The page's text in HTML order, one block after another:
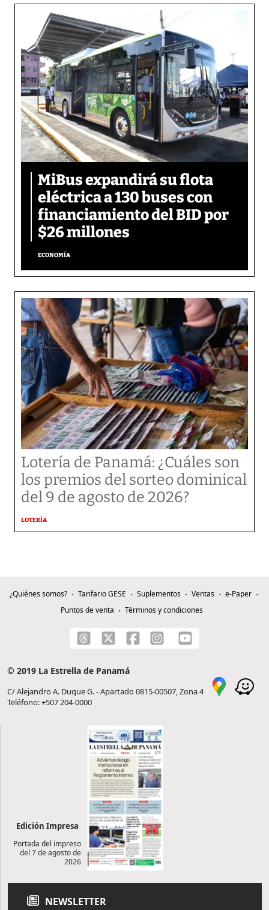
MiBus expandirá su flota
eléctrica a 130 buses con
financiamiento del BID por
$26 millones
ECONOMÍA
Lotería de Panamá: ¿Cuáles son
los premios del sorteo dominical
del 9 de agosto de 2026?
LOTERÍA
¿Quiénes somos? Tarifario GESE Suplementos Ventas
e-Paper
Puntos de venta
Términos y condiciones
© 2019 La Estrella de Panamá
C/ Alejandro A. Duque G. - Apartado 0815-00507, Zona 4
Teléfono: +507 204-0000
Edición Impresa
Portada del impreso
del 7 de agosto de
2026
NEWSLETTER